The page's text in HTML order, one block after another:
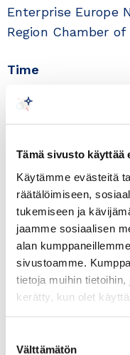
Tämä sivusto käyttää
Käytämme evästeitä
räätälöimiseen,
tukemiseen ja
jaamme sosiaalisen
alan
sivustoamme.
tietoja muihin
kerätty, kun olet
valinta
Välttämätön
Enterprise Europe
Region Chamber of
Time
Venue
Katajanokan
Helsinki and online
Registration
The event is free
needed at latest
HERE.
Program
14.00 Coffee and